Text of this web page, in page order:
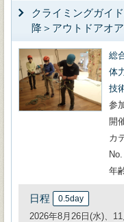
クライミングガイ
降＞アウトドアオ
総
体
技
参
開
カ
No.
年
日程 0.5day
2026年8月26日(水)、